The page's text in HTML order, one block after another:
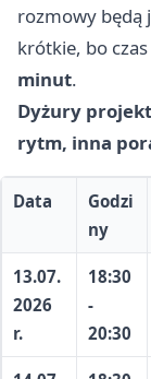
rozmowy będą
krótkie, bo
minut.
Dyżury
rytm, inna
Data
Godzi
ny
13.07.
2026
r.
18:30
-
20:30